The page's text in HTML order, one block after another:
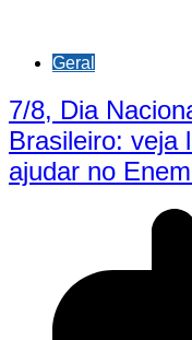
Geral
7/8, Dia
Brasileiro: veja
ajudar no